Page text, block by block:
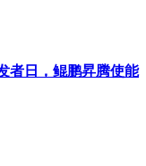
者日，鲲鹏昇腾使能